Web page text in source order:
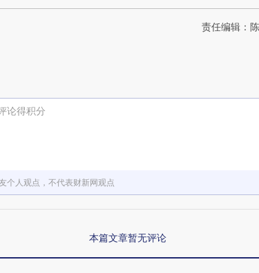
责任编辑：
论得积分
个人观点，不代表财新网观点
本篇文章暂无评论